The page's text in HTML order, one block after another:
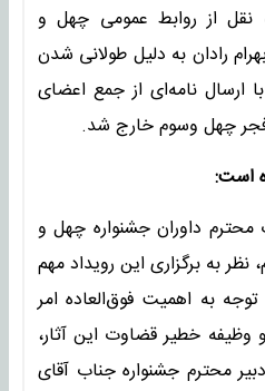
نقل از روابط عمومی چهل و
رادان به دلیل طولانی شدن
ارسال نامه‌ای از جمع اعضای
فجر چهل وسوم خارج شد.
است:
داوران جشنواره چهل و
به برگزاری این رویداد مهم
به اهمیت فوق‌العاده امر
وظیفه خطیر قضاوت این آثار،
محترم جشنواره جناب آقای